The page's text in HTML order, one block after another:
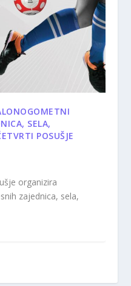
SELA,
POSUŠJE
organizira
zajednica, sela,